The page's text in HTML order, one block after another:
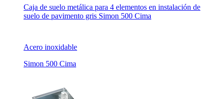
Caja de suelo metálica para 4 elementos en instalación de
suelo de pavimento gris Simon 500 Cima
Acero inoxidable
Simon 500 Cima